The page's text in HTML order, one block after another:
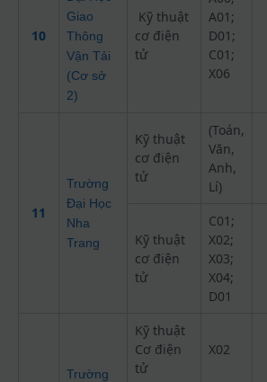
10
Giao
Thông
Vận Tải
(Cơ sở
2)
Kỹ thuật
cơ điện
tử
A01;
D01;
C01;
X06
11
Trường
Đại Học
Nha
Trang
Kỹ thuật
cơ điện
tử
(Toán,
Văn,
Anh,
Lí)
Kỹ thuật
cơ điện
tử
C01;
X02;
X03;
X04;
D01
Trường
Kỹ thuật
Cơ điện
tử
X02